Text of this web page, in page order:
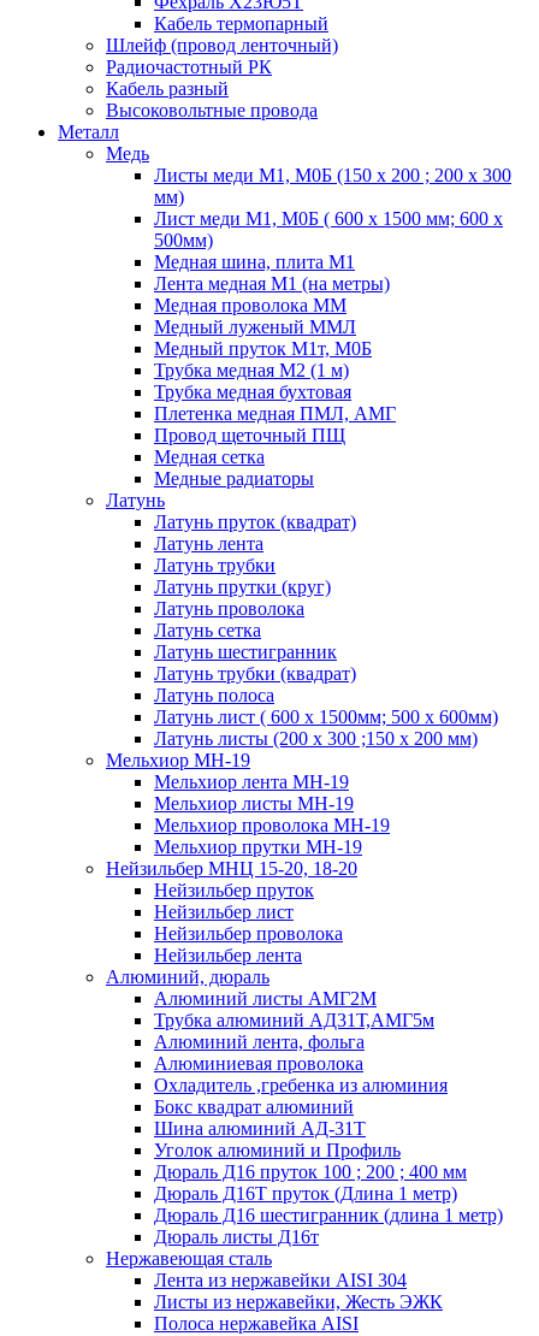
Кабель термопарный
Шлейф (провод ленточный)
Радиочастотный РК
Кабель разный
Высоковольтные провода
Металл
Медь
Листы меди М1, М0Б (150 х 200 ; 200 х 300
мм)
Лист меди М1, М0Б ( 600 х 1500 мм; 600 х
500мм)
Медная шина, плита М1
Лента медная М1 (на метры)
Медная проволока ММ
Медный луженый ММЛ
Медный пруток М1т, М0Б
Трубка медная М2 (1 м)
Трубка медная бухтовая
Плетенка медная ПМЛ, АМГ
Провод щеточный ПЩ
Медная сетка
Медные радиаторы
Латунь
Латунь пруток (квадрат)
Латунь лента
Латунь трубки
Латунь прутки (круг)
Латунь проволока
Латунь сетка
Латунь шестигранник
Латунь трубки (квадрат)
Латунь полоса
Латунь лист ( 600 х 1500мм; 500 х 600мм)
Латунь листы (200 х 300 ;150 х 200 мм)
Мельхиор МН-19
Мельхиор лента МН-19
Мельхиор листы МН-19
Мельхиор проволока МН-19
Мельхиор прутки МН-19
Нейзильбер МНЦ 15-20, 18-20
Нейзильбер пруток
Нейзильбер лист
Нейзильбер проволока
Нейзильбер лента
Алюминий, дюраль
Алюминий листы АМГ2М
Трубка алюминий АД31Т,АМГ5м
Алюминий лента, фольга
Алюминиевая проволока
Охладитель ,гребенка из алюминия
Бокс квадрат алюминий
Шина алюминий АД-31Т
Уголок алюминий и Профиль
Дюраль Д16 пруток 100 ; 200 ; 400 мм
Дюраль Д16Т пруток (Длина 1 метр)
Дюраль Д16 шестигранник (длина 1 метр)
Дюраль листы Д16т
Нержавеющая сталь
Лента из нержавейки AISI 304
Листы из нержавейки, Жесть ЭЖК
Полоса нержавейка АISI